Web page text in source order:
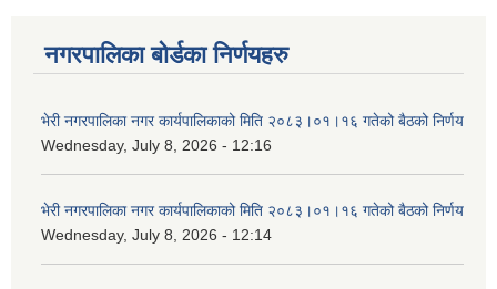
नगरपालिका बोर्डका निर्णयहरु
भेरी नगरपालिका नगर कार्यपालिकाको मिति २०८३।०१।१६ गतेको बैठको निर्णय
Wednesday, July 8, 2026 - 12:16
भेरी नगरपालिका नगर कार्यपालिकाको मिति २०८३।०१।१६ गतेको बैठको निर्णय
Wednesday, July 8, 2026 - 12:14